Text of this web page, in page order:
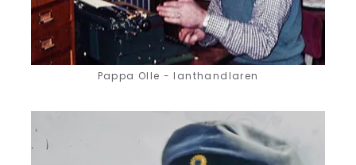
Pappa Olle - lanthandlaren